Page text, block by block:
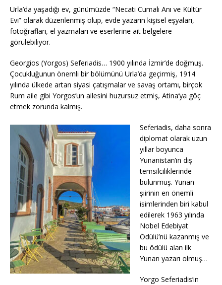
Urla’da yaşadığı ev, günümüzde “Necati Cumalı Anı ve Kültür
Evi” olarak düzenlenmiş olup, evde yazarın kişisel eşyaları,
fotoğrafları, el yazmaları ve eserlerine ait belgelere
görülebiliyor.
Georgios (Yorgos) Seferiadis… 1900 yılında İzmir’de doğmuş.
Çocukluğunun önemli bir bölümünü Urla’da geçirmiş, 1914
yılında ülkede artan siyasi çatışmalar ve savaş ortamı, birçok
Rum aile gibi Yorgos’un ailesini huzursuz etmiş, Atina’ya göç
etmek zorunda kalmış.
Seferiadis, daha sonra
diplomat olarak uzun
yıllar boyunca
Yunanistan’ın dış
temsilciliklerinde
bulunmuş. Yunan
şiirinin en önemli
isimlerinden biri kabul
edilerek 1963 yılında
Nobel Edebiyat
Ödülü’nü kazanmış ve
bu ödülü alan ilk
Yunan yazarı olmuş…
Yorgo Seferiadis’in